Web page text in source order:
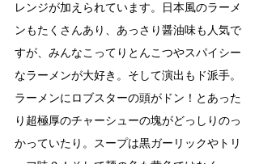
レンジが加えられています。日本風のラーメ
ンもたくさんあり、あっさり醤油味も人気で
すが、みんなこってりとんこつやスパイシー
なラーメンが大好き。そして演出もド派手。
ラーメンにロブスターの頭がドン！とあった
り超極厚のチャーシューの塊がどっしりのっ
かっていたり。スープは黒ガーリックやトリ